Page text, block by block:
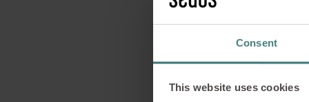
Consent
This website uses cookies